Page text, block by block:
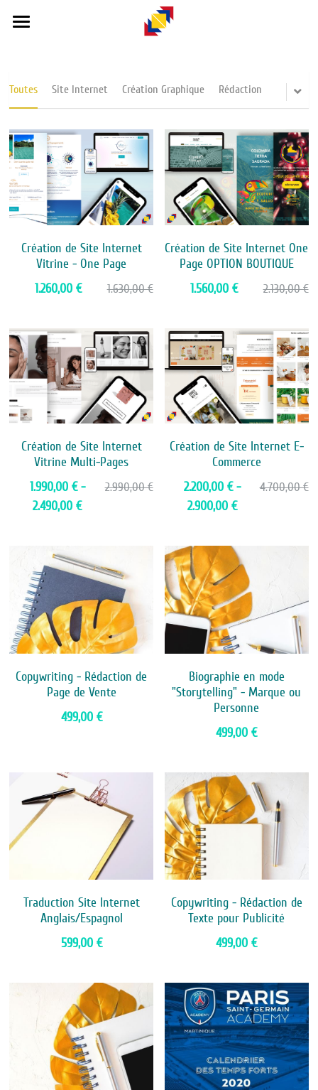
🛍️ E-COMMERCE
AGENCE WEB
PRESTATIONS
RÉALISATIONS
BOUTIQUE
Toutes Site Internet Création Graphique Rédaction
Création de Site Internet
Vitrine - One Page
1.260,00 €
1.630,00 €
Création de Site Internet One
Page OPTION BOUTIQUE
1.560,00 €
2.130,00 €
Création de Site Internet
Vitrine Multi-Pages
1.990,00 € -
2.490,00 €
2.990,00 €
Création de Site Internet E-
Commerce
2.200,00 € -
2.900,00 €
4.700,00 €
Copywriting - Rédaction de
Page de Vente
499,00 €
Biographie en mode
"Storytelling" - Marque ou
Personne
499,00 €
Traduction Site Internet
Anglais/Espagnol
599,00 €
Copywriting - Rédaction de
Texte pour Publicité
499,00 €
LES CATÉGORIES DE LA BOUTIQUE
Site Internet